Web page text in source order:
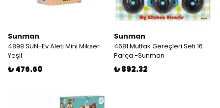
Sunman
4898 SUN-Ev Aleti Mini Mikser
Yeşil
₺ 476.60
Sunman
4681 Mutfak Gereçleri Seti 16
Parça -Sunman
₺ 892.32